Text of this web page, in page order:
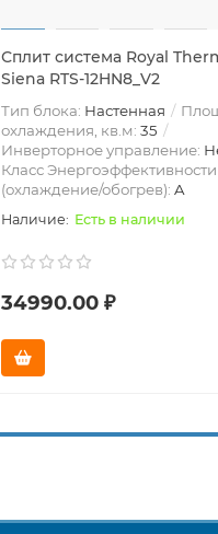
Сплит система Royal
Siena RTS-12HN8_V2
Тип блока: Настенная
охлаждения, кв.м: 35
Инверторное управление:
Класс Энергоэффективности
(охлаждение/обогрев): A
Есть в наличии
34990.00 ₽